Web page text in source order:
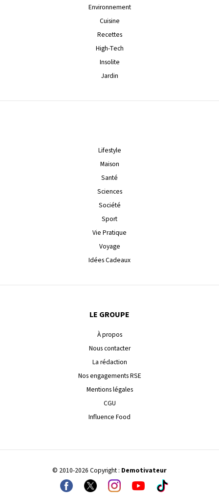
Environnement
Cuisine
Recettes
High-Tech
Insolite
Jardin
Lifestyle
Maison
Santé
Sciences
Société
Sport
Vie Pratique
Voyage
Idées Cadeaux
LE GROUPE
À propos
Nous contacter
La rédaction
Nos engagements RSE
Mentions légales
CGU
Influence Food
© 2010-2026 Copyright : Demotivateur